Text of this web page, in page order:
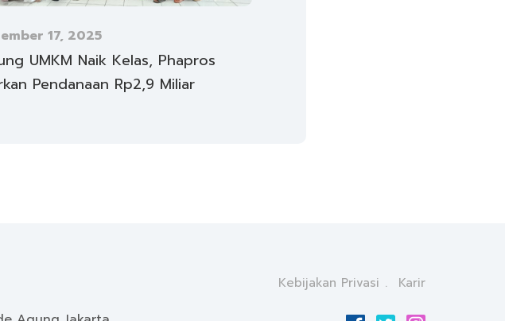
17, 2025
UMKM Naik Kelas, Phapros
Pendanaan Rp2,9 Miliar
Kebijakan Privasi Karir